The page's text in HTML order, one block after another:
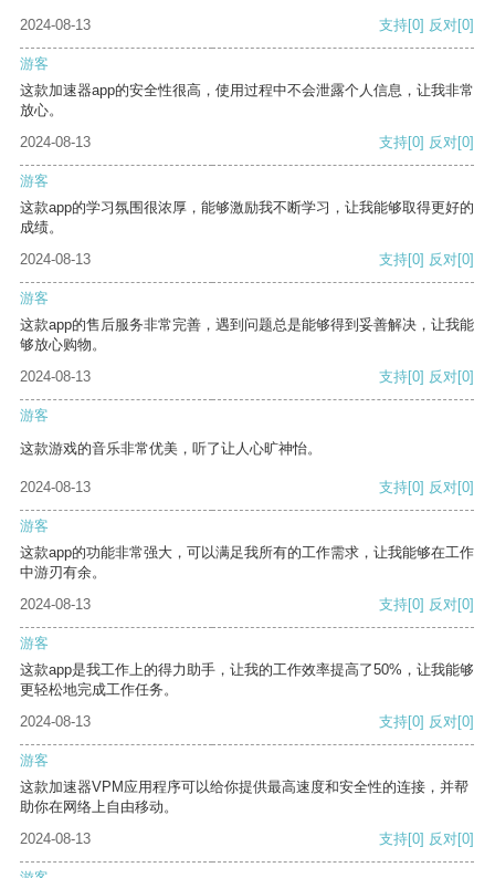
2024-08-13 支持[0] 反对[0]
游客
这款加速器app的安全性很高，使用过程中不会泄露个人信息，让我非常
放心。
2024-08-13
支持[0] 反对[0]
游客
这款app的学习氛围很浓厚，能够激励我不断学习，让我能够取得更好的
成绩。
2024-08-13
支持[0] 反对[0]
游客
这款app的售后服务非常完善，遇到问题总是能够得到妥善解决，让我能
够放心购物。
2024-08-13
支持[0] 反对[0]
游客
这款游戏的音乐非常优美，听了让人心旷神怡。
2024-08-13 支持[0] 反对[0]
游客
这款app的功能非常强大，可以满足我所有的工作需求，让我能够在工作
中游刃有余。
2024-08-13
支持[0] 反对[0]
游客
这款app是我工作上的得力助手，让我的工作效率提高了50%，让我能够
更轻松地完成工作任务。
2024-08-13
支持[0] 反对[0]
游客
这款加速器VPM应用程序可以给你提供最高速度和安全性的连接，并帮
助你在网络上自由移动。
2024-08-13
支持[0] 反对[0]